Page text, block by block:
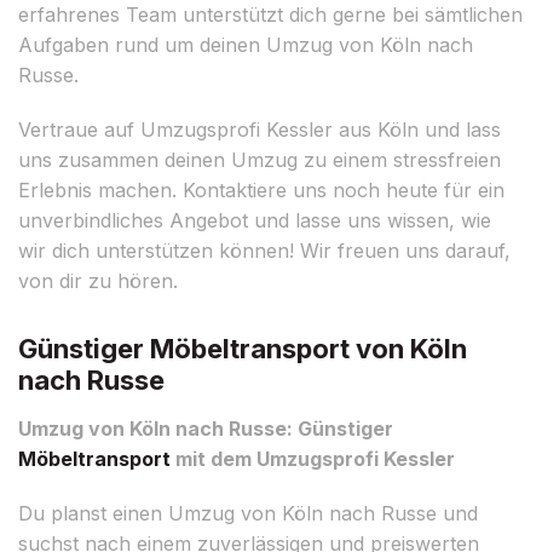
erfahrenes Team unterstützt dich gerne bei sämtlichen
Aufgaben rund um deinen Umzug von Köln nach
Russe.
Vertraue auf Umzugsprofi Kessler aus Köln und lass
uns zusammen deinen Umzug zu einem stressfreien
Erlebnis machen. Kontaktiere uns noch heute für ein
unverbindliches Angebot und lasse uns wissen, wie
wir dich unterstützen können! Wir freuen uns darauf,
von dir zu hören.
Günstiger Möbeltransport von Köln
nach Russe
Umzug von Köln nach Russe: Günstiger
Möbeltransport mit dem Umzugsprofi Kessler
Du planst einen Umzug von Köln nach Russe und
suchst nach einem zuverlässigen und preiswerten